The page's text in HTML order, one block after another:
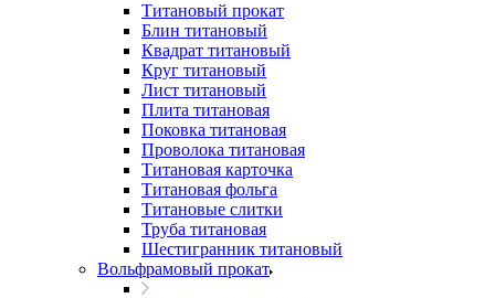
Титановый прокат
Блин титановый
Квадрат титановый
Круг титановый
Лист титановый
Плита титановая
Поковка титановая
Проволока титановая
Титановая карточка
Титановая фольга
Титановые слитки
Труба титановая
Шестигранник титановый
Вольфрамовый прокат